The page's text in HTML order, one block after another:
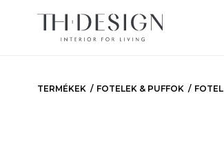
TERMÉKEK FOTELEK & PUFFOK FOTEL